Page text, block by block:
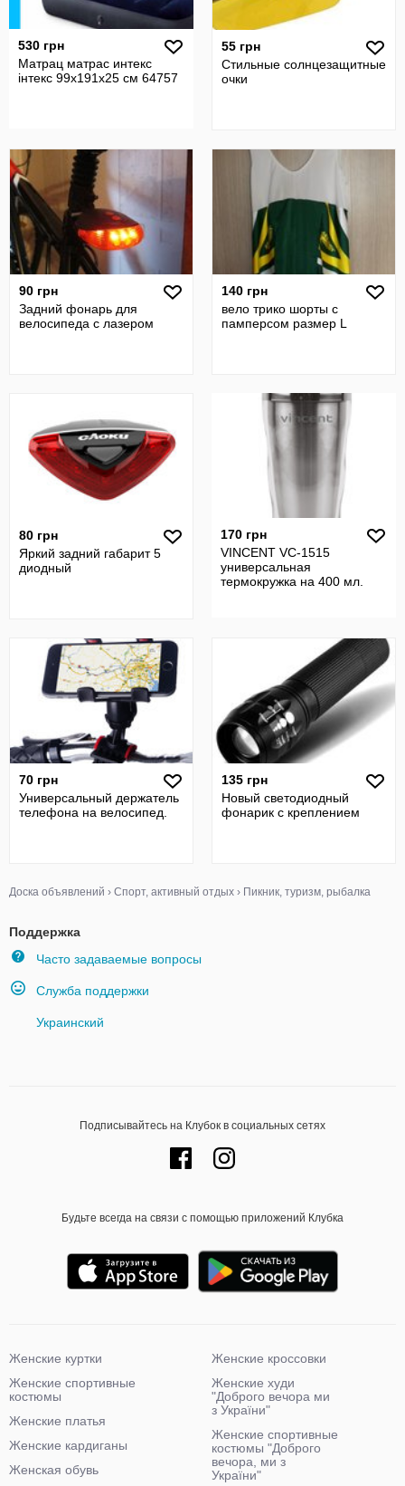
530 грн
Матрац матрас интекс
інтекс 99х191х25 см 64757
55 грн
Стильные солнцезащитные
очки
90 грн
Задний фонарь для
велосипеда с лазером
140 грн
вело трико шорты c
памперсом размер L
80 грн
Яркий задний габарит 5
диодный
170 грн
VINCENT VC-1515
универсальная
термокружка на 400 мл.
70 грн
Универсальный держатель
телефона на велосипед.
135 грн
Новый светодиодный
фонарик с креплением
Доска объявлений › Спорт, активный отдых › Пикник, туризм, рыбалка
Поддержка
Часто задаваемые вопросы
Служба поддержки
Украинский
Подписывайтесь на Клубок в социальных сетях
Будьте всегда на связи с помощью приложений Клубка
Женские куртки
Женские спортивные
костюмы
Женские платья
Женские кардиганы
Женская обувь
Женские кроссовки
Женские худи
"Доброго вечора ми
з України"
Женские спортивные
костюмы "Доброго
вечора, ми з
України"